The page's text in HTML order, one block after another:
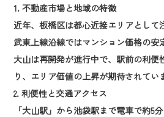
1. 不動産市場と地域の特徴
近年、板橋区は都心近接エリアとして
武東上線沿線ではマンション価格の安
大山は再開発が進行中で、駅前の利便
り、エリア価値の上昇が期待されてい
2. 利便性と交通アクセス
「大山駅」から池袋駅まで電車で約5